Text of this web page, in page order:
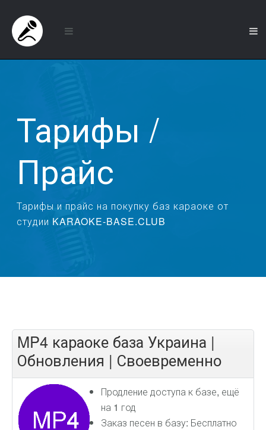
Тарифы /
Прайс
Тарифы и прайс на покупку баз караоке от
студии KARAOKE-BASE.CLUB
MP4 караоке база Украина |
Обновления | Своевременно
Продление доступа к базе, ещё
на 1 год
Заказ песен в базу: Бесплатно